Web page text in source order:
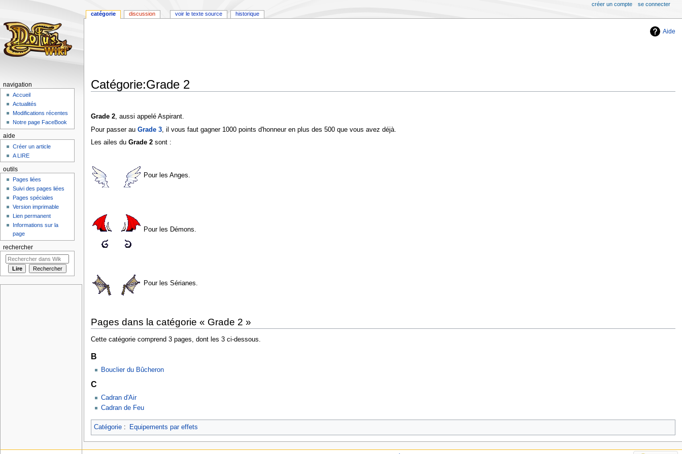
Aide
Catégorie:Grade 2
à
navigation
à
recherche
Grade 2, aussi appelé Aspirant.
Pour passer au Grade 3, il vous faut gagner 1000 points d'honneur en plus des 500 que vous avez déjà.
Les ailes du Grade 2sont :
Pour les Anges.
Pour les Démons.
Pour les Sérianes.
Pages dans la catégorie « Grade 2 »
Cette catégorie comprend 3 pages, dont les 3 ci-dessous.
B
Bouclier du Bûcheron
C
Cadran d'Air
Cadran de Feu
Catégorie: Equipements par effets
catégorie discussion voir le texte source historique
créer un compte se connecter
navigation
Accueil
Actualités
Modifications récentes
Notre page FaceBook
aide
Créer un article
A LIRE
outils
Pages liées
Suivi des pages liées
Pages spéciales
Version imprimable
Lien permanent
Informations sur la
page
rechercher